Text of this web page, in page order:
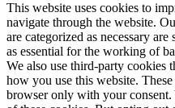
This website uses cookies to
navigate through the website.
are categorized as necessary
as essential for the working of
We also use third-party cookies
how you use this website.
browser only with your